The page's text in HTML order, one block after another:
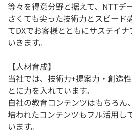
等々を得意分野と据えて、NTTデ
さくても尖った技術力とスピード
てDXでお客様とともにサステイ
いきます。
【人材育成】
当社では、技術力+提案力・創造
とに力を入れています。
自社の教育コンテンツはもちろん
培われたコンテンツもフル活用し
います。